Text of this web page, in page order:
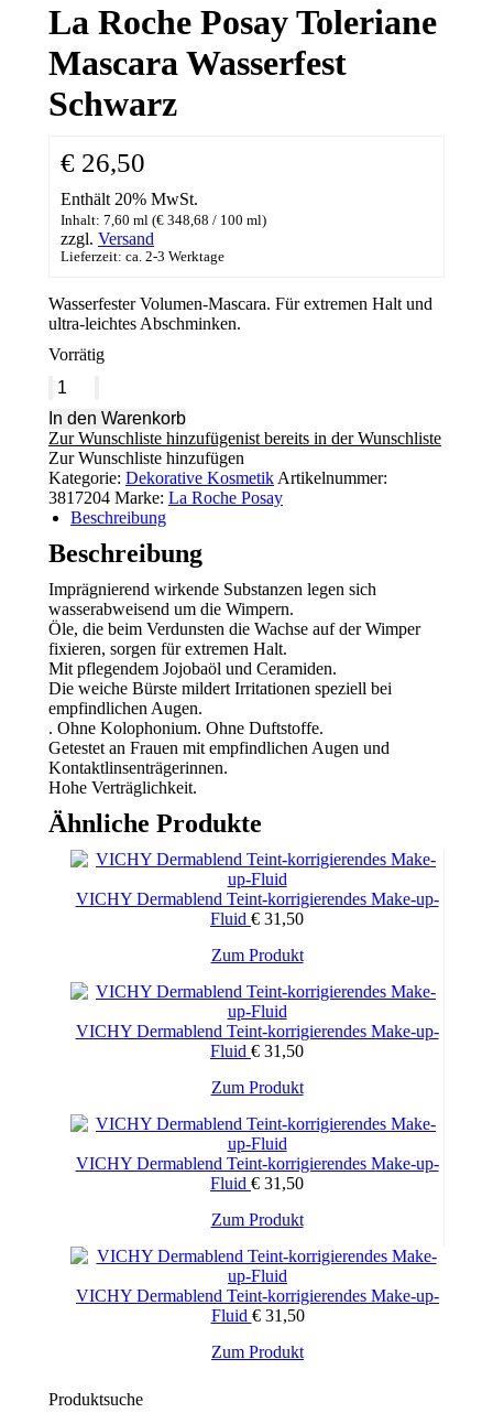
La Roche Posay Toleriane
Mascara Wasserfest
Schwarz
€ 26,50
Enthält 20% MwSt.
Inhalt: 7,60 ml (€ 348,68 / 100 ml)
zzgl. Versand
Lieferzeit: ca. 2-3 Werktage
Wasserfester Volumen-Mascara. Für extremen Halt und
ultra-leichtes Abschminken.
Vorrätig
La
Posay
Toleriane
Mascara
Wasserfest
Schwarz
Menge
In den Warenkorb
Zur Wunschliste hinzufügenist bereits in der Wunschliste
Zur Wunschliste hinzufügen
Kategorie: Dekorative Kosmetik Artikelnummer:
3817204 Marke: La Roche Posay
Beschreibung
Beschreibung
Imprägnierend wirkende Substanzen legen sich
wasserabweisend um die Wimpern.
Öle, die beim Verdunsten die Wachse auf der Wimper
fixieren, sorgen für extremen Halt.
Mit pflegendem Jojobaöl und Ceramiden.
Die weiche Bürste mildert Irritationen speziell bei
empfindlichen Augen.
. Ohne Kolophonium. Ohne Duftstoffe.
Getestet an Frauen mit empfindlichen Augen und
Kontaktlinsenträgerinnen.
Hohe Verträglichkeit.
Ähnliche Produkte
VICHY Dermablend Teint-korrigierendes Make-up-
Fluid € 31,50
Zum Produkt
VICHY Dermablend Teint-korrigierendes Make-up-
Fluid € 31,50
Zum Produkt
VICHY Dermablend Teint-korrigierendes Make-up-
Fluid € 31,50
Zum Produkt
VICHY Dermablend Teint-korrigierendes Make-up-
Fluid €31,50
Zum Produkt
Produktsuche